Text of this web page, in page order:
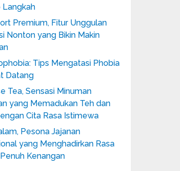
Langkah
Premium, Fitur Unggulan
Nonton yang Bikin Makin
Tips Mengatasi Phobia
Datang
Tea, Sensasi Minuman
yang Memadukan Teh dan
Cita Rasa Istimewa
Pesona Jajanan
yang Menghadirkan Rasa
Kenangan